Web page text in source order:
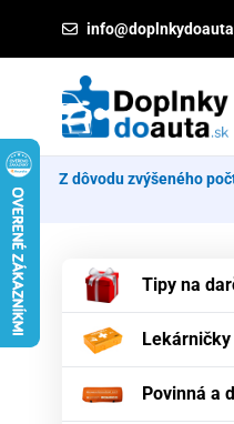
Z dôvodu zvýšeného
Tipy na
Lekárničky
Povinná a